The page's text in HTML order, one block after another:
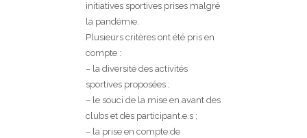
initiatives sportives prises malgré
la pandémie.
Plusieurs critères ont été pris en
compte :
– la diversité des activités
sportives proposées ;
– le souci de la mise en avant des
clubs et des participant.e.s ;
– la prise en compte de